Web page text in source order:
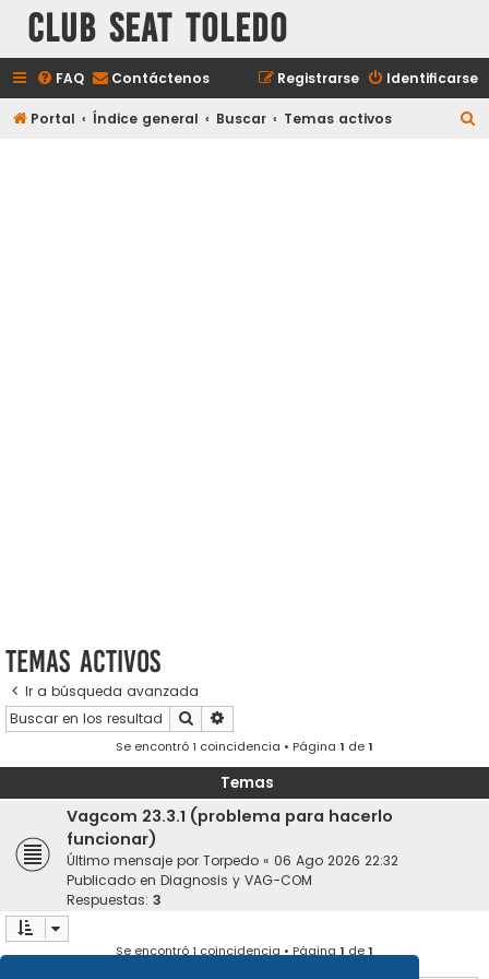
Club Seat Toledo
FAQ Contáctenos Identificarse
Registrarse
Portal Índice general Buscar Temas activos
Temas activos
Ir a búsqueda avanzada
Buscar
Se encontró 1 coincidencia • Página 1 de1
Temas
Vagcom 23.3.1 (problema para hacerlo
funcionar)
Último mensaje por Torpedo « 06 Ago 2026 22:32
Publicado en Diagnosis y VAG-COM
Respuestas: 3
Se encontró 1 coincidencia • Página1de1